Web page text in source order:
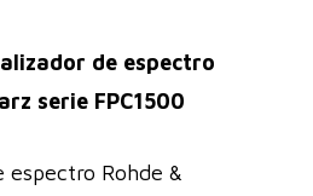
de espectro
serie FPC1500
espectro Rohde &